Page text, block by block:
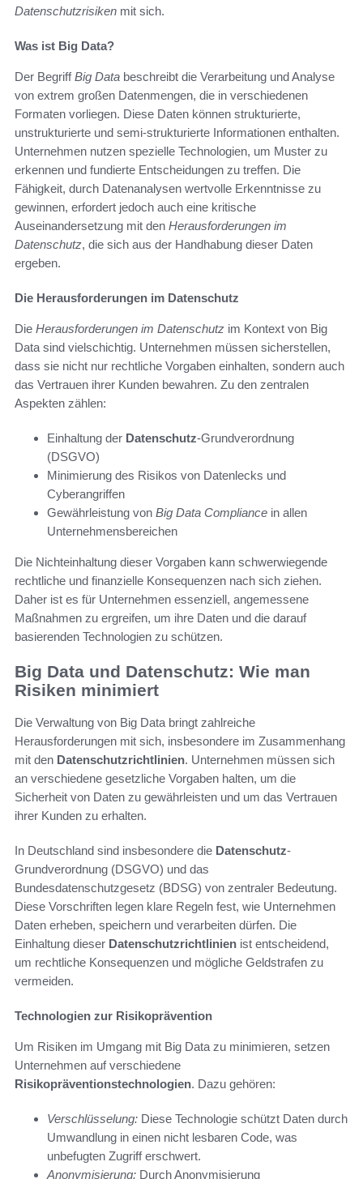
Datenschutzrisiken mit sich.
Was ist Big Data?
Der BegriffBig Data beschreibt die Verarbeitung und Analyse
von extrem großen Datenmengen, die in verschiedenen
Formaten vorliegen. Diese Daten können strukturierte,
unstrukturierte und semi-strukturierte Informationen enthalten.
Unternehmen nutzen spezielle Technologien, um Muster zu
erkennen und fundierte Entscheidungen zu treffen. Die
Fähigkeit, durch Datenanalysen wertvolle Erkenntnisse zu
gewinnen, erfordert jedoch auch eine kritische
Auseinandersetzung mit den Herausforderungen im
Datenschutz, die sich aus der Handhabung dieser Daten
ergeben.
Die Herausforderungen im Datenschutz
Die Herausforderungen im Datenschutz im Kontext von Big
Data sind vielschichtig. Unternehmen müssen sicherstellen,
dass sie nicht nur rechtliche Vorgaben einhalten, sondern auch
das Vertrauen ihrer Kunden bewahren. Zu den zentralen
Aspekten zählen:
Einhaltung der Datenschutz-Grundverordnung
(DSGVO)
Minimierung des Risikos von Datenlecks und
Cyberangriffen
Gewährleistung von Big Data Compliance in allen
Unternehmensbereichen
Die Nichteinhaltung dieser Vorgaben kann schwerwiegende
rechtliche und finanzielle Konsequenzen nach sich ziehen.
Daher ist es für Unternehmen essenziell, angemessene
Maßnahmen zu ergreifen, um ihre Daten und die darauf
basierenden Technologien zu schützen.
Big Data und Datenschutz: Wie man
Risiken minimiert
Die Verwaltung von Big Data bringt zahlreiche
Herausforderungen mit sich, insbesondere im Zusammenhang
mit den Datenschutzrichtlinien. Unternehmen müssen sich
an verschiedene gesetzliche Vorgaben halten, um die
Sicherheit von Daten zu gewährleisten und um das Vertrauen
ihrer Kunden zu erhalten.
In Deutschland sind insbesondere die Datenschutz-
Grundverordnung (DSGVO) und das
Bundesdatenschutzgesetz (BDSG) von zentraler Bedeutung.
Diese Vorschriften legen klare Regeln fest, wie Unternehmen
Daten erheben, speichern und verarbeiten dürfen. Die
Einhaltung dieser Datenschutzrichtlinien ist entscheidend,
um rechtliche Konsequenzen und mögliche Geldstrafen zu
vermeiden.
Technologien zur Risikoprävention
Um Risiken im Umgang mit Big Data zu minimieren, setzen
Unternehmen auf verschiedene
Risikopräventionstechnologien. Dazu gehören:
Verschlüsselung: Diese Technologie schützt Daten durch
Umwandlung in einen nicht lesbaren Code, was
unbefugten Zugriff erschwert.
Anonymisierung: Durch Anonymisierung